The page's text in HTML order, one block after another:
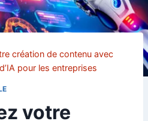
création de contenu avec
pour les entreprises
votre